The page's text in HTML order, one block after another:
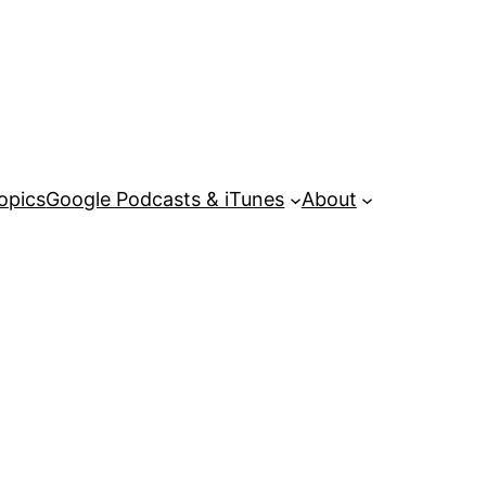
Google Podcasts & iTunes About